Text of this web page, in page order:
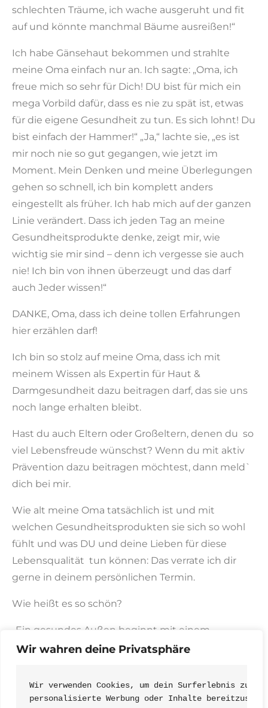
Wir wahren deine Privatsphäre
Wir verwenden Cookies, um dein Surferlebnis zu
personalisierte Werbung oder Inhalte
schlechten Träume, ich wache ausgeruht und fit
auf und könnte manchmal Bäume ausreißen!“
Ich habe Gänsehaut bekommen und strahlte
meine Oma einfach nur an. Ich sagte: „Oma, ich
freue mich so sehr für Dich! DU bist für mich ein
mega Vorbild dafür, dass es nie zu spät ist, etwas
für die eigene Gesundheit zu tun. Es sich lohnt! Du
bist einfach der Hammer!“ „Ja,“ lachte sie, „es ist
mir noch nie so gut gegangen, wie jetzt im
Moment. Mein Denken und meine Überlegungen
gehen so schnell, ich bin komplett anders
eingestellt als früher. Ich hab mich auf der ganzen
Linie verändert. Dass ich jeden Tag an meine
Gesundheitsprodukte denke, zeigt mir, wie
wichtig sie mir sind – denn ich vergesse sie auch
nie! Ich bin von ihnen überzeugt und das darf
auch Jeder wissen!“
DANKE, Oma, dass ich deine tollen Erfahrungen
hier erzählen darf!
Ich bin so stolz auf meine Oma, dass ich mit
meinem Wissen als Expertin für Haut &
Darmgesundheit dazu beitragen darf, das sie uns
noch lange erhalten bleibt.
Hast du auch Eltern oder Großeltern, denen du so
viel Lebensfreude wünschst? Wenn du mit aktiv
Prävention dazu beitragen möchtest, dann meld`
dich bei mir.
Wie alt meine Oma tatsächlich ist und mit
welchen Gesundheitsprodukten sie sich so wohl
fühlt und was DU und deine Lieben für diese
Lebensqualität tun können: Das verrate ich dir
gerne in deinem persönlichen Termin.
Wie heißt es so schön?
„Ein gesundes Außen beginnt mit einem
gesunden Innen.
Gesundheit.“